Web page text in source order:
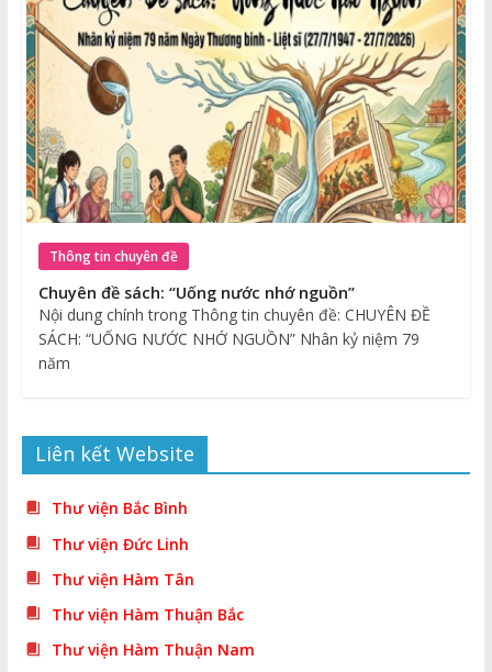
Thông tin chuyên đề
Chuyên đề sách: “Uống nước nhớ nguồn”
Nội dung chính trong Thông tin chuyên đề: CHUYÊN ĐỀ
SÁCH: “UỐNG NƯỚC NHỚ NGUỒN” Nhân kỷ niệm 79
năm
Liên kết Website
Thư viện Bắc Bình
Thư viện Đức Linh
Thư viện Hàm Tân
Thư viện Hàm Thuận Bắc
Thư viện Hàm Thuận Nam